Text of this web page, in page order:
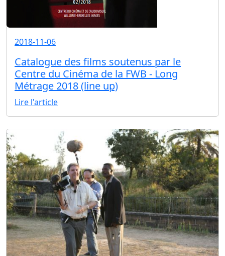
2018-11-06
Catalogue des films soutenus par le
Centre du Cinéma de la FWB - Long
Métrage 2018 (line up)
Lire l'article